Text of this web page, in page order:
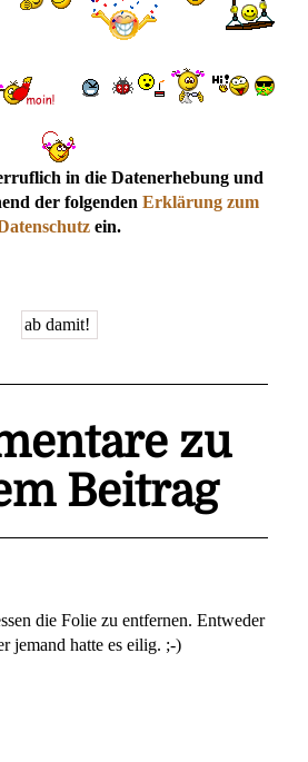
in die Datenerhebung und
der folgenden Erklärung zum
ein.
zu
Beitrag
die Folie zu entfernen. Entweder
jemand hatte es eilig. ;-)